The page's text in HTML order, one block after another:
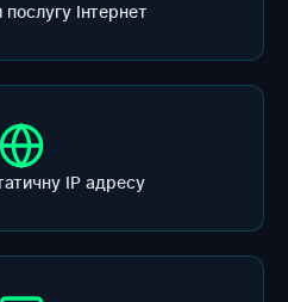
Інтернет
ІР адресу